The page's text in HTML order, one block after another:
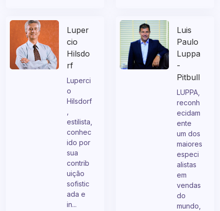
Luper
cio
Hilsdo
rf
Luperci
o
Hilsdorf
estilista,
conhec
ido por
sua
contrib
uição
sofistic
ada e
in...
Luis
Paulo
Luppa
-
Pitbull
LUPPA,
reconh
ecidam
ente
um dos
maiores
especi
alistas
em
vendas
do
mundo,